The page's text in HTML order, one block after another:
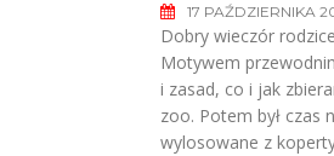
17 PAŹDZIERNIKA
Dobry wieczór
Motywem
i zasad, co i jak
zoo. Potem był czas
wylosowane z